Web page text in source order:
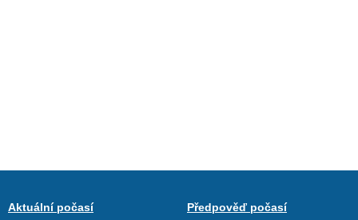
Aktuální počasí
Předpověď počasí